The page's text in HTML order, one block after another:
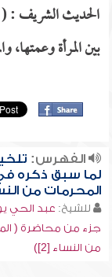
الحديث الشريف : (
بين المرأة وعمتها،
الفهرس:
لما سبق ذكره
المحرمات من
للشيخ: عبد الحي
جزء من محاضرة (
من النساء [2])